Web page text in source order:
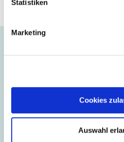
Statistiken
Marketing
Cookies
Auswahl
Mehr Informationen zum Projekt
Auch interessant ...